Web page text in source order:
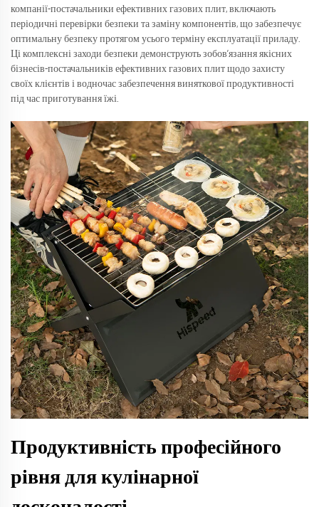
компанії-постачальники ефективних газових плит, включають
періодичні перевірки безпеки та заміну компонентів, що забезпечує
оптимальну безпеку протягом усього терміну експлуатації приладу.
Ці комплексні заходи безпеки демонструють зобов’язання якісних
бізнесів-постачальників ефективних газових плит щодо захисту
своїх клієнтів і водночас забезпечення виняткової продуктивності
під час приготування їжі.
Продуктивність професійного
рівня для кулінарної